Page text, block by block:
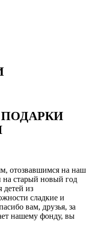
отозвавшимся на наш
старый новый год
детей из
сладкие и
вам, друзья, за
нашему фонду, вы